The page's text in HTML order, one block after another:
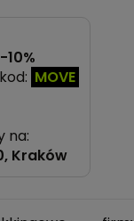
-10%
MOVE
na:
Kraków